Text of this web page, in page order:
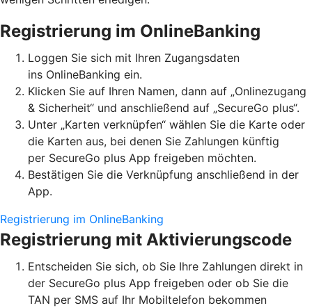
Registrierung im OnlineBanking
Loggen Sie sich mit Ihren Zugangsdaten
ins OnlineBanking ein.
Klicken Sie auf Ihren Namen, dann auf „Onlinezugang
& Sicherheit“ und anschließend auf „SecureGo plus“.
Unter „Karten verknüpfen“ wählen Sie die Karte oder
die Karten aus, bei denen Sie Zahlungen künftig
per SecureGo plus App freigeben möchten.
Bestätigen Sie die Verknüpfung anschließend in der
App.
Registrierung im OnlineBanking
Registrierung mit Aktivierungscode
Entscheiden Sie sich, ob Sie Ihre Zahlungen direkt in
der SecureGo plus App freigeben oder ob Sie die
TAN per SMS auf Ihr Mobiltelefon bekommen